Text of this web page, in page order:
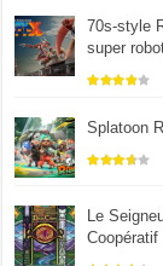
70s-style
super
Splatoon
Le
Coopératif